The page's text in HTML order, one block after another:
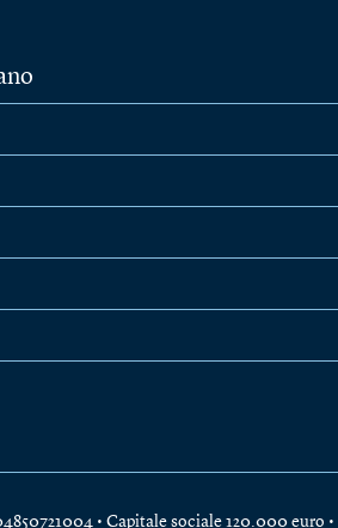
• Capitale sociale 120.000 euro •